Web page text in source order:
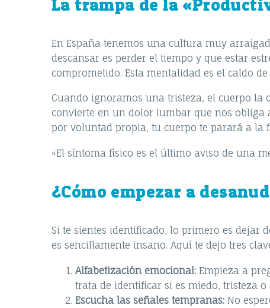
La trampa de la
En España tenemos una cultura muy
descansar es perder el tiempo y que estar
comprometido. Esta mentalidad es el caldo
Cuando ignoramos una tristeza, el cuerpo la
convierte en un dolor lumbar que nos obliga
por voluntad propia, tu cuerpo te parará a la
«El síntoma físico es el último aviso de una
¿Cómo empezar a
Si te sientes identificado, lo primero es dejar
es sencillamente insano. Aquí te dejo tres
Alfabetización emocional: Empieza a
trata de identificar si es miedo, tristeza
Escucha las señales tempranas: No